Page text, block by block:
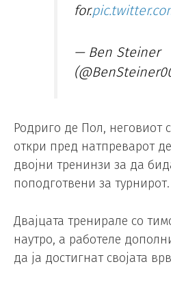
for.
— Ben Steiner
Родриго де Пол, неговиот
откри пред натпреварот
двојни тренинзи за да
поподготвени за турнирот.
Двајцата тренирале со
наутро, а работеле
да ја достигнат својата